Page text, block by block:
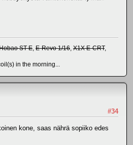
ST-E E-Revo 1/16 X1X E-CRT,
in the morning...
#34
kone, saas nährä sopiiko edes